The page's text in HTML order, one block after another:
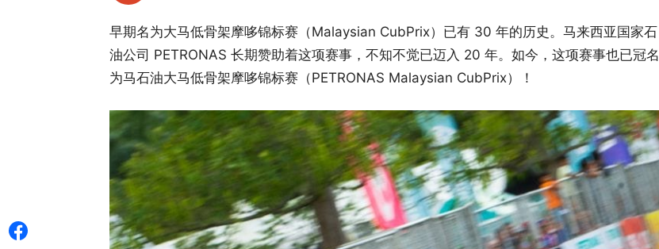
早期名为大马低骨架摩哆锦标赛（Malaysian CubPrix）已有 30 年的历史。马来西亚国家石
油公司 PETRONAS 长期赞助着这项赛事，不知不觉已迈入 20 年。如今，这项赛事也已冠名
为马石油大马低骨架摩哆锦标赛（PETRONAS Malaysian CubPrix）！